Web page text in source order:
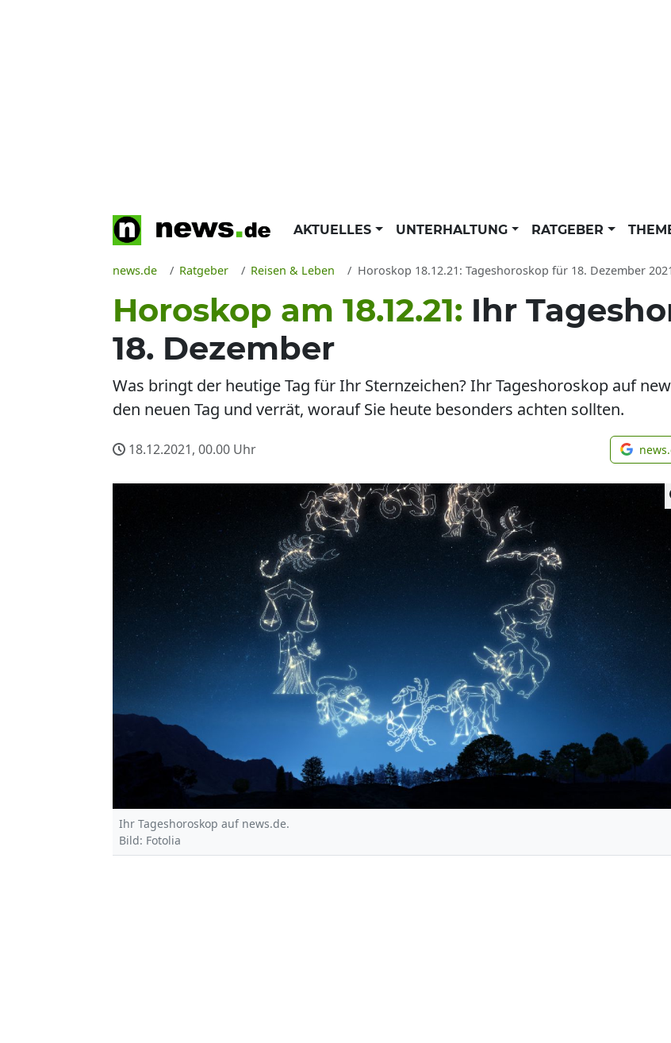
AKTUELLES UNTERHALTUNG RATGEBER
news.de Ratgeber Reisen & Leben Horoskop 18.12.21: Tageshoroskop für 18. Dezember 2021
Horoskop am 18.12.21: Ihr
18. Dezember
Was bringt der heutige Tag für Ihr Sternzeichen? Ihr Tageshoroskop auf
den neuen Tag und verrät, worauf Sie heute besonders achten sollten.
18.12.2021, 00.00 Uhr
Ihr Tageshoroskop auf news.de.
Bild: Fotolia